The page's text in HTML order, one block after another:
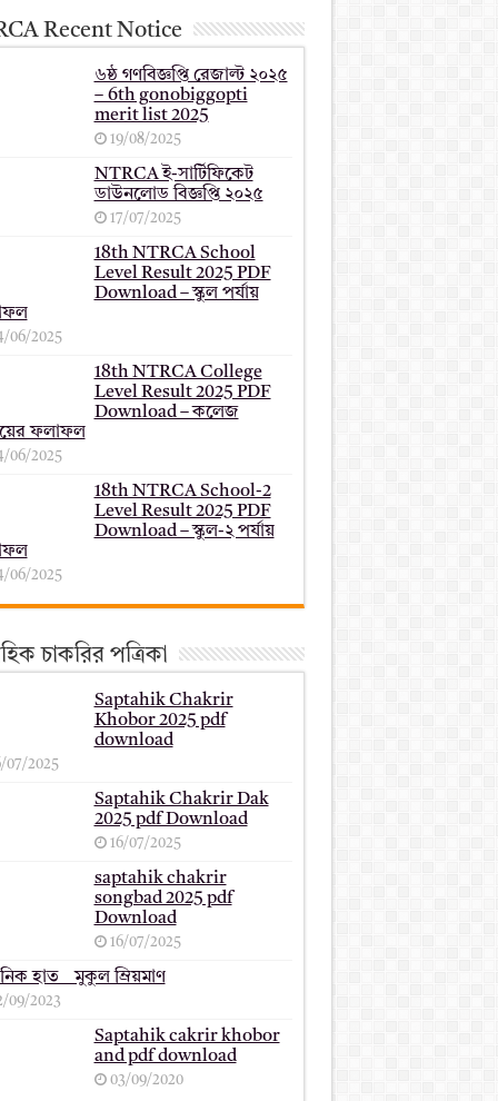
Recent Notice
৬ষ্ঠ গণবিজ্ঞপ্তি রেজাল্ট ২০২৫
– 6th gonobiggopti
merit list 2025
19/08/2025
NTRCA ই-সার্টিফিকেট
ডাউনলোড বিজ্ঞপ্তি ২০২৫
17/07/2025
18th NTRCA School
Level Result 2025 PDF
Download – স্কুল পর্যায়
06/2025
18th NTRCA College
Level Result 2025 PDF
Download – কলেজ
ফলাফল
06/2025
18th NTRCA School-2
Level Result 2025 PDF
Download – স্কুল-২ পর্যায়
06/2025
চাকরির পত্রিকা
Saptahik Chakrir
Khobor 2025 pdf
download
07/2025
Saptahik Chakrir Dak
2025 pdf Download
16/07/2025
saptahik chakrir
songbad 2025 pdf
Download
16/07/2025
হাত _ মুকুল ম্রিয়মাণ
09/2023
Saptahik cakrir khobor
and pdf download
03/09/2020